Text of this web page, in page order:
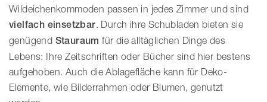
Wildeichenkommoden passen in jedes Zimmer und sind
vielfach einsetzbar. Durch ihre Schubladen bieten sie
genügend Stauraum für die alltäglichen Dinge des
Lebens: Ihre Zeitschriften oder Bücher sind hier bestens
aufgehoben. Auch die Ablagefläche kann für Deko-
Elemente, wie Bilderrahmen oder Blumen, genutzt